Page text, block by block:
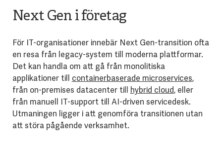
Next Gen i företag
För IT-organisationer innebär Next Gen-transition ofta
en resa från legacy-system till moderna plattformar.
Det kan handla om att gå från monolitiska
applikationer till containerbaserade microservices,
från on-premises datacenter till hybrid cloud, eller
från manuell IT-support till AI-driven servicedesk.
Utmaningen ligger i att genomföra transitionen utan
att störa pågående verksamhet.